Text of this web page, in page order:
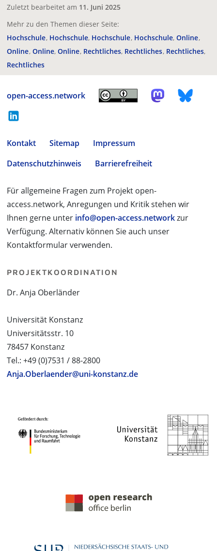
Zuletzt bearbeitet am 11. Juni 2025
Mehr zu den Themen dieser Seite:
Hochschule Hochschule Hochschule Hochschule Online
Online Online Online Rechtliches Rechtliches Rechtliches
Rechtliches
open-access.network
Kontakt Sitemap
Impressum
Datenschutzhinweis
Barrierefreiheit
Für allgemeine Fragen zum Projekt open-
access.network, Anregungen und Kritik stehen wir
Ihnen gerne unter info@open-access.networkzur
Verfügung. Alternativ können Sie auch unser
Kontaktformular verwenden.
PROJEKTKOORDINATION
Dr. Anja Oberländer
Universität Konstanz
Universitätsstr. 10
78457 Konstanz
Tel.: +49 (0)7531 / 88-2800
Anja.Oberlaender@uni-konstanz.de